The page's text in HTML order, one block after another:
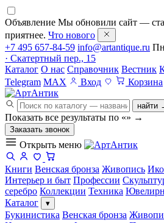
Объявление Мы обновили сайт —
приятнее. Что нового
+7 495 657-84-59 info@artantique.ru
· Скатертный пер., 15
Каталог О нас Справочник Вестник
Telegram MAX Вход Корзина
найти
Показать все результаты по «» →
Заказать звонок
Открыть меню
Книги Венская бронза Живопись
Интерьер и быт Профессии
серебро Коллекции Техника
Каталог
▾
Букинистика Венская бронза